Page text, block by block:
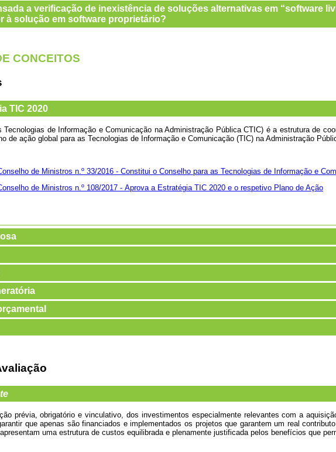
a verificação de inexistência de soluções alternativas em “software
à solução em software proprietário?
CONCEITOS
TIC 2020
Tecnologias de Informação e Comunicação na Administração Pública CTIC) é a estrutura de
de ação global para as Tecnologias de Informação e Comunicação (TIC) na Administração
de Ministros n.º 33/2016 - Constitui o Conselho para as Tecnologias de Informação e
de Ministros n.º 108/2017 - Aprova a Estratégia TIC 2020 e o respetivo Plano de Ação
prévia, obrigatório e vinculativo, dos investimentos especialmente relevantes com a
que apenas são financiados e implementados os projetos que garantem um real
uma estrutura de custos equilibrada e plenamente justificada pelos benefícios que